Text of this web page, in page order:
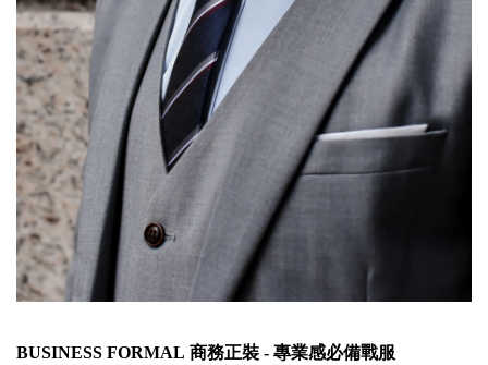
BUSINESS FORMAL 商務正裝 - 專業感必備戰服